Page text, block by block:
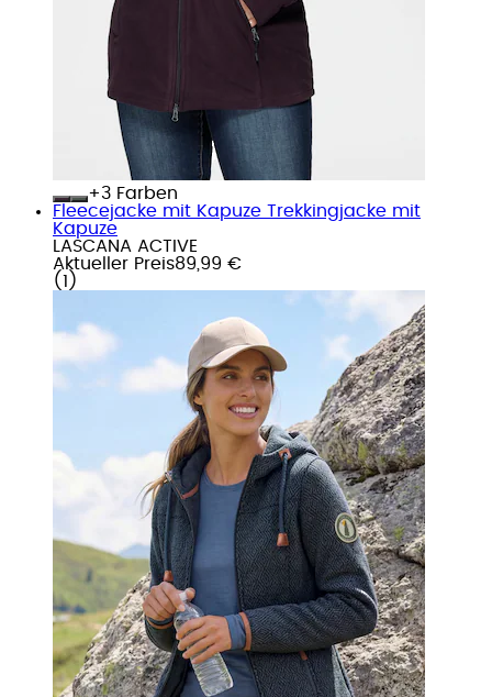
+
Farben
Fleecejacke mit Kapuze Trekkingjacke mit
Kapuze
LASCANA ACTIVE
Aktueller Preis89,99 €
( 1 )